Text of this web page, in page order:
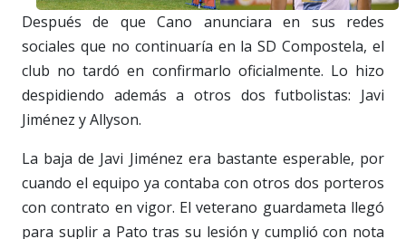
Después de que Cano anunciara en sus redes
sociales que no continuaría en la SD Compostela, el
club no tardó en confirmarlo oficialmente. Lo hizo
despidiendo además a otros dos futbolistas: Javi
Jiménez y Allyson.
La baja de Javi Jiménez era bastante esperable, por
cuando el equipo ya contaba con otros dos porteros
con contrato en vigor. El veterano guardameta llegó
para suplir a Pato tras su lesión y cumplió con nota